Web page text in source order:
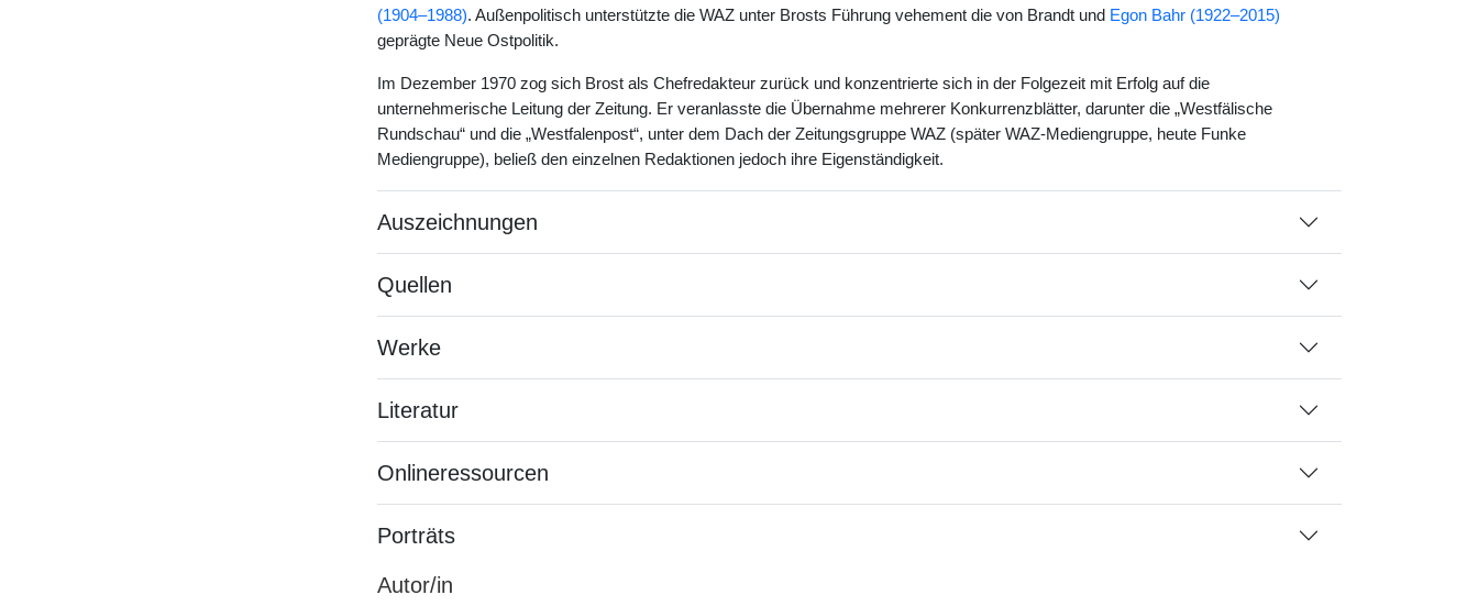
(1904–1988). Außenpolitisch unterstützte die WAZ unter Brosts Führung vehement die von Brandt und Egon Bahr (1922–2015)
geprägte Neue Ostpolitik.
Im Dezember 1970 zog sich Brost als Chefredakteur zurück und konzentrierte sich in der Folgezeit mit Erfolg auf die
unternehmerische Leitung der Zeitung. Er veranlasste die Übernahme mehrerer Konkurrenzblätter, darunter die „Westfälische
Rundschau“ und die „Westfalenpost“, unter dem Dach der Zeitungsgruppe WAZ (später WAZ-Mediengruppe, heute Funke
Mediengruppe), beließ den einzelnen Redaktionen jedoch ihre Eigenständigkeit.
Auszeichnungen
Quellen
Werke
Literatur
Onlineressourcen
Porträts
Autor/in